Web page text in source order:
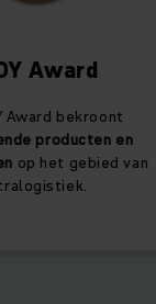
De IFOY
oplossingen